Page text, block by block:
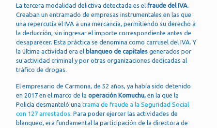
La tercera modalidad delictiva detectada es el fraude del IVA.
Creaban un entramado de empresas instrumentales en las que
una repercutía el IVA a una mercancía, permitiendo su derecho a
la deducción, sin ingresar el importe correspondiente antes de
desaparecer. Esta práctica se denomina como carrusel del IVA. Y
la última actividad era el blanqueo de capitales generados por
su actividad criminal y por otras organizaciones dedicadas al
tráfico de drogas.
El empresario de Carmona, de 52 años, ya había sido detenido
en 2017 en el marco de la operación Komuchu, en la que la
Policía desmanteló una trama de fraude a la Seguridad Social
con 127 arrestados. Para poder ejercer las actividades de
blanqueo, era fundamental la participación de la directora de